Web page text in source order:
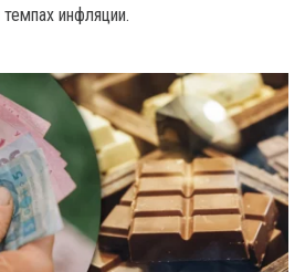
инфляции.